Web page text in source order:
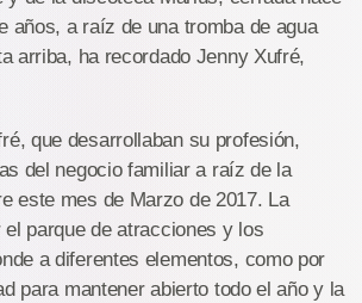
años, a raíz de una tromba de agua
arriba, ha recordado Jenny Xufré,
que desarrollaban su profesión,
del negocio familiar a raíz de la
este mes de Marzo de 2017. La
parque de atracciones y los
a diferentes elementos, como por
para mantener abierto todo el año y la